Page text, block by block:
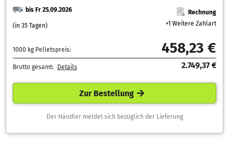
bis Fr 25.09.2026
(in 35 Tagen)
Rechnung
+1 Weitere Zahlart
1000 kg Pelletspreis: 458,23 €
Brutto gesamt: Details 2.749,37 €
Zur Bestellung
Der Händler meldet sich bezüglich der Lieferung